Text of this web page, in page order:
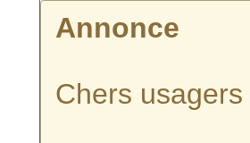
Annonce
Chers